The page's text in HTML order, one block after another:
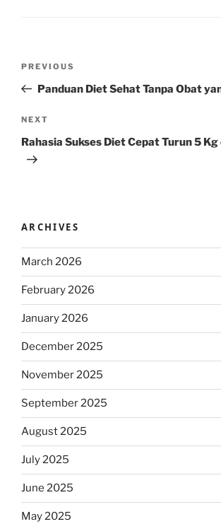
Previous
Post
PREVIOUS
Panduan Diet Sehat Tanpa Obat
Next
Post
NEXT
Rahasia Sukses Diet Cepat Turun 5
ARCHIVES
March 2026
February 2026
January 2026
December 2025
November 2025
September 2025
August 2025
July 2025
June 2025
May 2025